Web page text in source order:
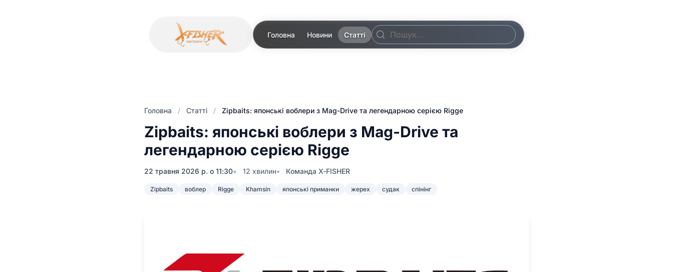
Головна Новини Статті
Головна / Статті / Zipbaits: японські воблери з Mag-Drive та легендарною серією Rigge
Zipbaits: японські воблери з Mag-Drive та
легендарною серією Rigge
22 травня 2026 р. о 11:30 12 хвилин Команда X-FISHER
Zipbaits воблер Rigge Khamsin японські приманки жерех судак спінінг